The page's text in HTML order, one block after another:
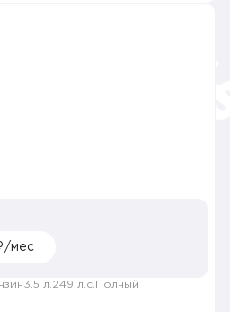
мес
3.5 л. 249 л.с. Полный